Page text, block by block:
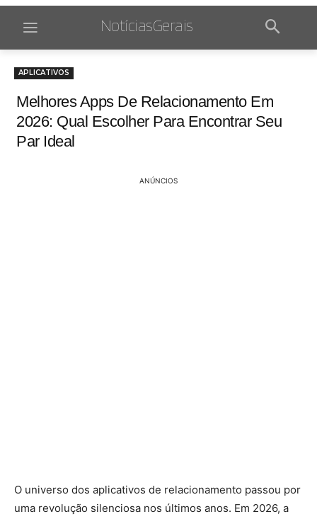
NotíciasGerais
APLICATIVOS
Melhores Apps De Relacionamento Em
2026: Qual Escolher Para Encontrar Seu
Par Ideal
ANÚNCIOS
O universo dos aplicativos de relacionamento passou por
uma revolução silenciosa nos últimos anos. Em 2026, a